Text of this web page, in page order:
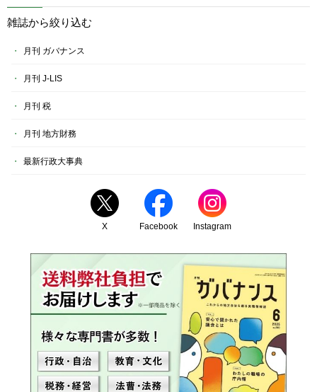
雑誌から絞り込む
月刊 ガバナンス
月刊 J-LIS
月刊 税
月刊 地方財務
最新行政大事典
X Facebook Instagram